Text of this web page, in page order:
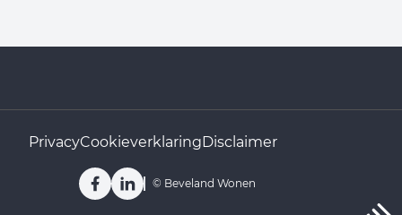
PrivacyCookieverklaringDisclaimer
Facebook
LinkedIn
© Beveland Wonen